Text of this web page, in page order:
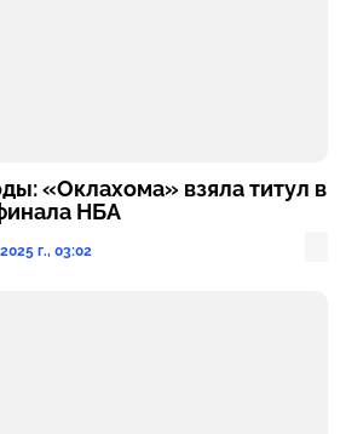
«Оклахома» взяла титул в
НБА
г., 03:02